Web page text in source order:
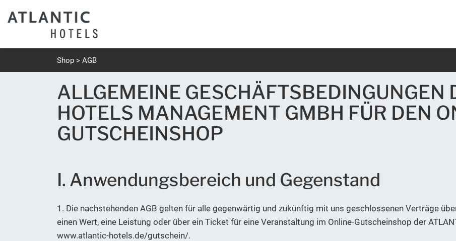
Shop AGB
ALLGEMEINE GESCHÄFTSBEDINGUNGEN
HOTELS MANAGEMENT GMBH FÜR DEN
GUTSCHEINSHOP
I. Anwendungsbereich und Gegenstand
1. Die nachstehenden AGB gelten für alle gegenwärtig und zukünftig mit uns geschlossenen Verträge
einen Wert, eine Leistung oder über ein Ticket für eine Veranstaltung im Online-Gutscheinshop der
www.atlantic-hotels.de/gutschein/.